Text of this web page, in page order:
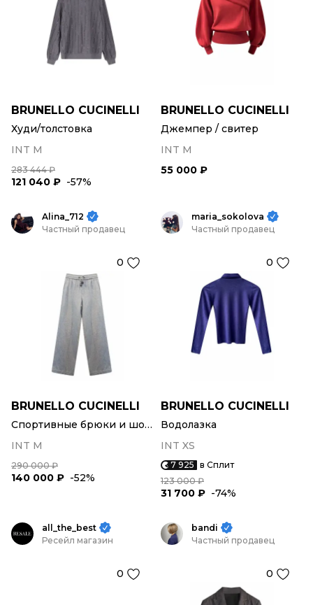
BRUNELLO CUCINELLI
Худи/толстовка
INT M
283 444 ₽
121 040 ₽ -57%
BRUNELLO CUCINELLI
Джемпер / свитер
INT M
55 000 ₽
Alina_712
Частный продавец
0
BRUNELLO CUCINELLI
Спортивные брюки и шорты
INT M
290 000 ₽
140 000 ₽ -52%
maria_sokolova
Частный продавец
0
BRUNELLO CUCINELLI
Водолазка
INT XS
7 925 в Сплит
123 000 ₽
31 700 ₽ -74%
all_the_best
Ресейл магазин
0
bandi
Частный продавец
0